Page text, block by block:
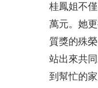
桂鳳姐不
萬元。她
質獎的殊
站出來共
到幫忙的